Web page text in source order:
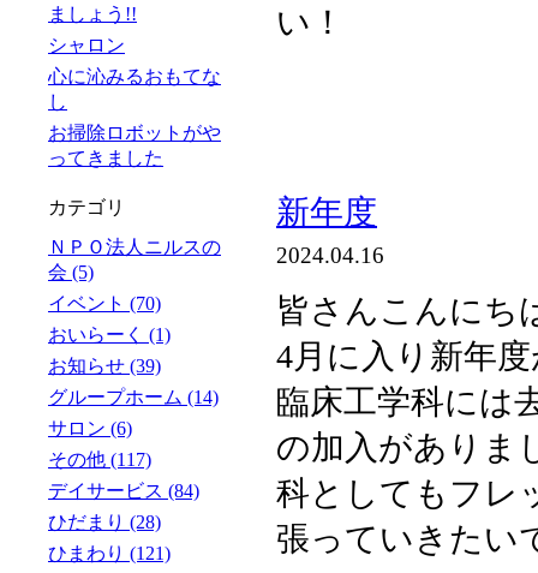
い！
新年度
2024.04.16
皆さんこんにち
4月に入り新年
臨床工学科には
の加入がありま
科としてもフレ
張っていきたい
ましょう!!
シャロン
心に沁みるおもてな
し
お掃除ロボットがや
ってきました
カテゴリ
ＮＰＯ法人ニルスの
会 (5)
イベント (70)
おいらーく (1)
お知らせ (39)
グループホーム (14)
サロン (6)
その他 (117)
デイサービス (84)
ひだまり (28)
ひまわり (121)